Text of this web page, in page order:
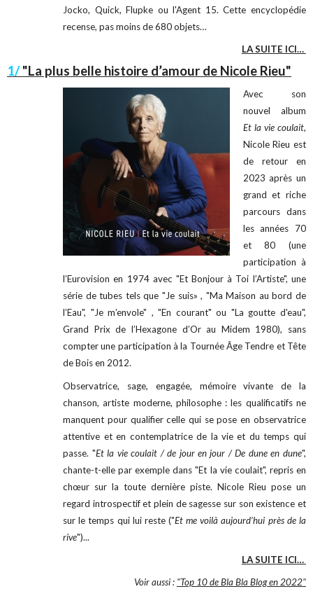
Jocko, Quick, Flupke ou l'Agent 15. Cette encyclopédie
recense, pas moins de 680 objets…
LA SUITE ICI…
1/"La plus belle histoire d’amour de Nicole Rieu"
Avec son
nouvel album
Et la vie coulait,
Nicole Rieu est
de retour en
2023 après un
grand et riche
parcours dans
les années 70
et 80 (une
participation à
l’Eurovision en 1974 avec "Et Bonjour à Toi l’Artiste", une
série de tubes tels que "Je suis» , "Ma Maison au bord de
l’Eau", "Je m’envole" , "En courant" ou "La goutte d'eau",
Grand Prix de l’Hexagone d’Or au Midem 1980), sans
compter une participation à la Tournée Âge Tendre et Tête
de Bois en 2012.
Observatrice, sage, engagée, mémoire vivante de la
chanson, artiste moderne, philosophe : les qualificatifs ne
manquent pour qualifier celle qui se pose en observatrice
attentive et en contemplatrice de la vie et du temps qui
passe. "Et la vie coulait / de jour en jour / De dune en dune",
chante-t-elle par exemple dans "Et la vie coulait", repris en
chœur sur la toute dernière piste. Nicole Rieu pose un
regard introspectif et plein de sagesse sur son existence et
sur le temps qui lui reste ("Et me voilà aujourd’hui près de la
rive")...
LA SUITE ICI…
Voir aussi : "Top 10 de Bla Bla Blog en 2022"